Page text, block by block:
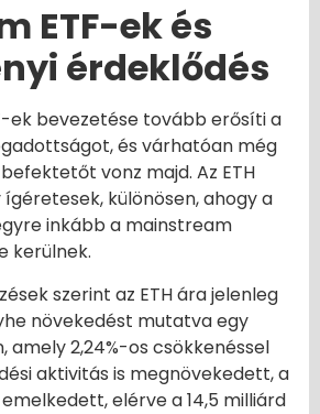
ETF-ek és
érdeklődés
ek bevezetése tovább erősíti a
és várhatóan még
vonz majd. Az ETH
különösen, ahogy a
inkább a mainstream
kerülnek.
szerint az ETH ára jelenleg
növekedést mutatva egy
amely 2,24%-os csökkenéssel
aktivitás is megnövekedett, a
elérve a 14,5 milliárd